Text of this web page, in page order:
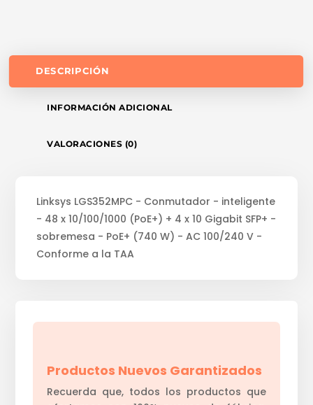
DESCRIPCIÓN
INFORMACIÓN ADICIONAL
VALORACIONES (0)
Linksys LGS352MPC - Conmutador - inteligente
- 48 x 10/100/1000 (PoE+) + 4 x 10 Gigabit SFP+ -
sobremesa - PoE+ (740 W) - AC 100/240 V -
Conforme a la TAA
Productos Nuevos Garantizados
Recuerda que, todos los productos que